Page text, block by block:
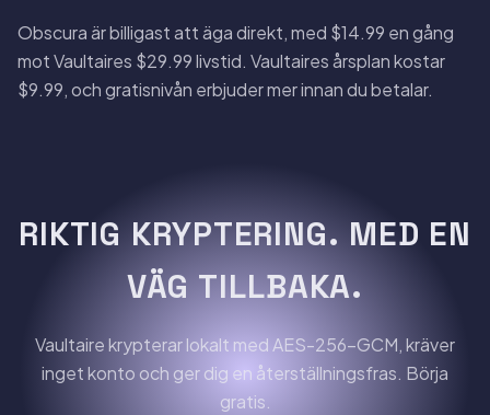
Obscura är billigast att äga direkt, med $14.99 en gång
mot Vaultaires $29.99 livstid. Vaultaires årsplan kostar
$9.99, och gratisnivån erbjuder mer innan du betalar.
RIKTIG KRYPTERING. MED EN
VÄG TILLBAKA.
Vaultaire krypterar lokalt med AES-256-GCM, kräver
inget konto och ger dig en återställningsfras. Börja
gratis.